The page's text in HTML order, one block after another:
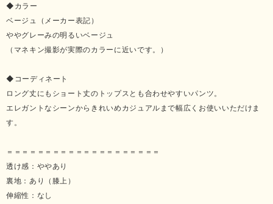
◆カラー
ベージュ（メーカー表記）
ややグレーみの明るいベージュ
（マネキン撮影が実際のカラーに近いです。）
◆コーディネート
ロング丈にもショート丈のトップスとも合わせやすいパンツ。
エレガントなシーンからきれいめカジュアルまで幅広くお使いいただけま
す。
＝＝＝＝＝＝＝＝＝＝＝＝＝＝＝＝＝＝＝＝
透け感：ややあり
裏地：あり（膝上）
伸縮性：なし